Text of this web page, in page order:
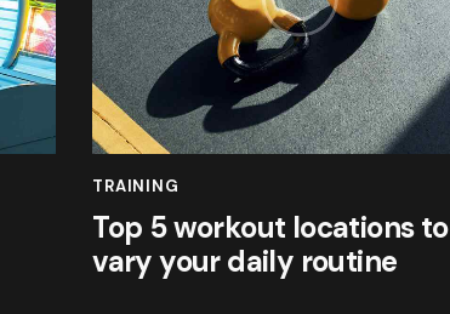
TRAINING
Top 5 workout locations to
vary your daily routine